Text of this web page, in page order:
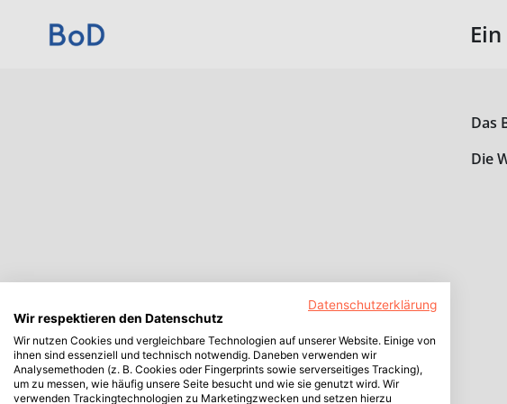
Das
Die
Datenschutzerklärung
Wir respektieren den Datenschutz
Wir nutzen Cookies und vergleichbare Technologien auf unserer Website. Einige von
ihnen sind essenziell und technisch notwendig. Daneben verwenden wir
Analysemethoden (z. B. Cookies oder Fingerprints sowie serverseitiges Tracking),
um zu messen, wie häufig unsere Seite besucht und wie sie genutzt wird. Wir
verwenden Trackingtechnologien zu Marketingzwecken und setzen hierzu